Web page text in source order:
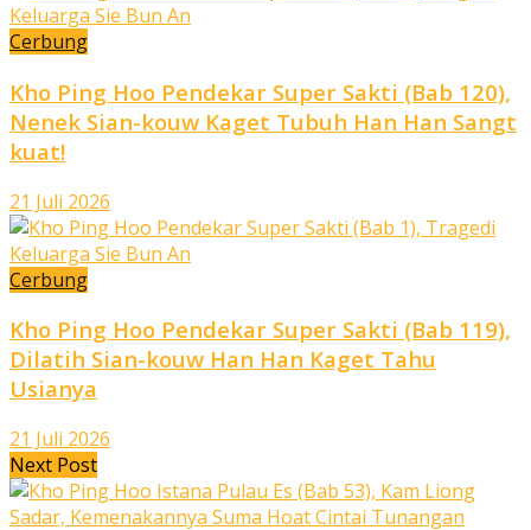
Cerbung
Kho Ping Hoo Pendekar Super Sakti (Bab 120),
Nenek Sian-kouw Kaget Tubuh Han Han Sangt
kuat!
21 Juli 2026
Cerbung
Kho Ping Hoo Pendekar Super Sakti (Bab 119),
Dilatih Sian-kouw Han Han Kaget Tahu
Usianya
21 Juli 2026
Next Post